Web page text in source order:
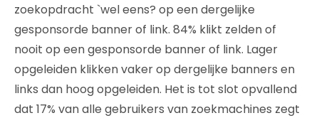
zoekopdracht `wel eens? op een dergelijke
gesponsorde banner of link. 84% klikt zelden of
nooit op een gesponsorde banner of link. Lager
opgeleiden klikken vaker op dergelijke banners en
links dan hoog opgeleiden. Het is tot slot opvallend
dat 17% van alle gebruikers van zoekmachines zegt